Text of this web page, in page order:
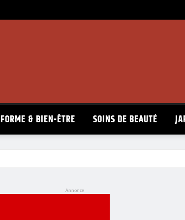
FORME & BIEN-ÊTRE SOINS DE BEAUTÉ
Annonce